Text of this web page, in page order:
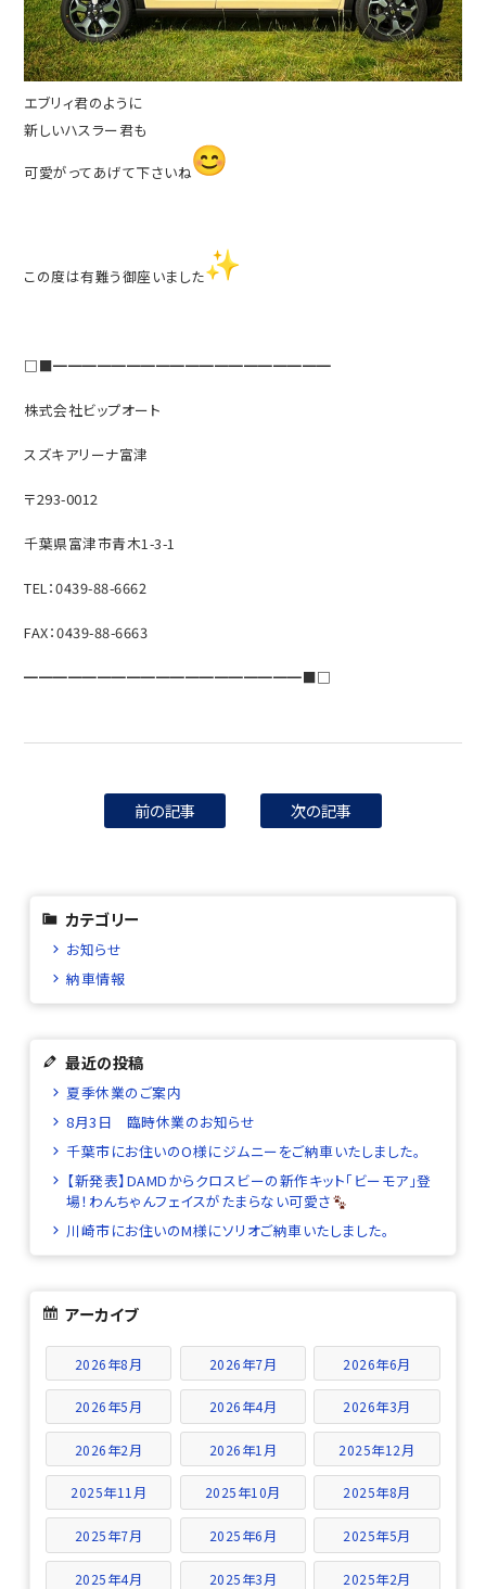
エブリィ君のように
新しいハスラー君も
可愛がってあげて下さいね
この度は有難う御座いました
□■━━━━━━━━━━━━━━━━━━━
株式会社ビップオート
スズキアリーナ富津
〒293-0012
千葉県富津市青木1-3-1
TEL：0439-88-6662
FAX：0439-88-6663
━━━━━━━━━━━━━━━━━━━■□
前の記事 次の記事
カテゴリー
お知らせ
納車情報
最近の投稿
夏季休業のご案内
8月3日 臨時休業のお知らせ
千葉市にお住いのO様にジムニーをご納車いたしました。
【新発表】DAMDからクロスビーの新作キット「ビーモア」登
場！わんちゃんフェイスがたまらない可愛さ
川崎市にお住いのM様にソリオご納車いたしました。
アーカイブ
2026年8月 2026年7月 2026年6月
2026年5月 2026年4月 2026年3月
2026年2月 2026年1月 2025年12月
2025年11月 2025年10月 2025年8月
2025年7月 2025年6月 2025年5月
2025年4月 2025年3月 2025年2月